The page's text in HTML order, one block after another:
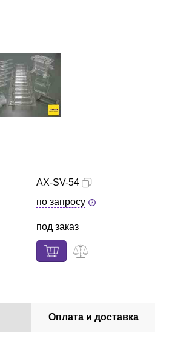
AX-SV-54
по запросу
под заказ
Оплата и доставка